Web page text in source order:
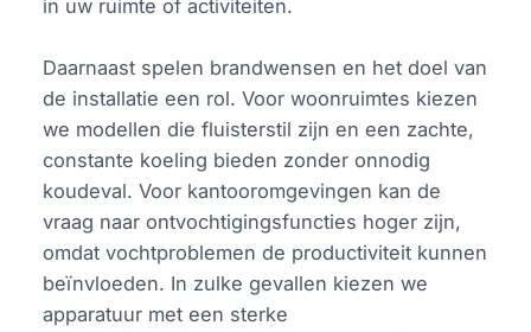
in uw ruimte of activiteiten.
Daarnaast spelen brandwensen en het doel van
de installatie een rol. Voor woonruimtes kiezen
we modellen die fluisterstil zijn en een zachte,
constante koeling bieden zonder onnodig
koudeval. Voor kantooromgevingen kan de
vraag naar ontvochtigingsfuncties hoger zijn,
omdat vochtproblemen de productiviteit kunnen
beïnvloeden. In zulke gevallen kiezen we
apparatuur met een sterke